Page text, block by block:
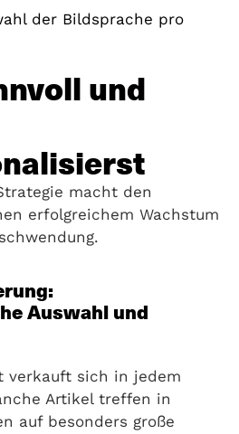
der Bildsprache pro
und
macht den
erfolgreichem Wachstum
Auswahl und
verkauft sich in jedem
Artikel treffen in
auf besonders große